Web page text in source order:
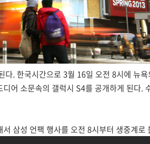
다. 한국시간으로 3월 16일 오전 8시에
어 소문속의 갤럭시 S4를 공개하게 된다.
삼성 언팩 행사를 오전 8시부터 생중계